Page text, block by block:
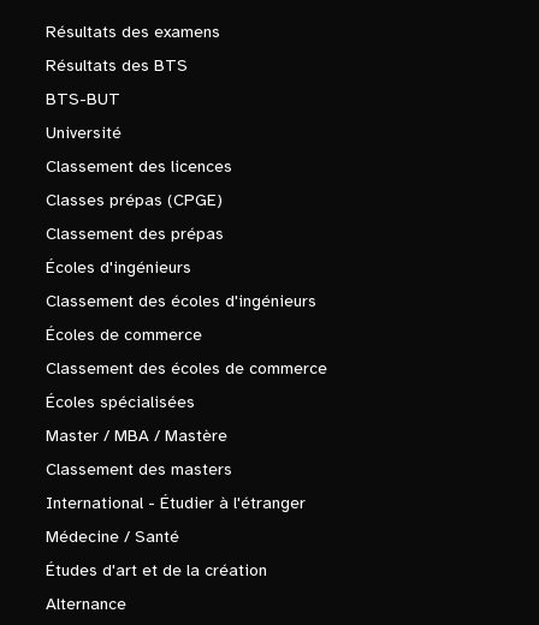
Résultats des examens
Résultats des BTS
BTS-BUT
Université
Classement des licences
Classes prépas (CPGE)
Classement des prépas
Écoles d'ingénieurs
Classement des écoles d'ingénieurs
Écoles de commerce
Classement des écoles de commerce
Écoles spécialisées
Master / MBA / Mastère
Classement des masters
International - Étudier à l'étranger
Médecine / Santé
Études d'art et de la création
Alternance